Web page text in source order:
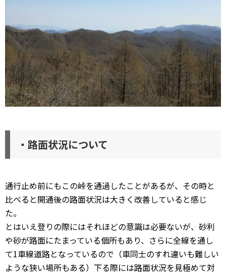
・路面状況について
通行止め前にもこの峠を通過したことがあるが、その時と
比べると開通後の路面状況は大きく改善していると感じ
た。
とはいえ登りの際にはそれほどの意識は必要ないが、砂利
や砂が路面にたまっている個所もあり、さらに全線を通し
て1車線道路となっているので（車同士のすれ違いも難しい
ような狭い場所もある）下る際には路面状況を見極めて対